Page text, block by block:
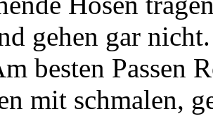
gehen gar
besten Passen
mit schmalen,